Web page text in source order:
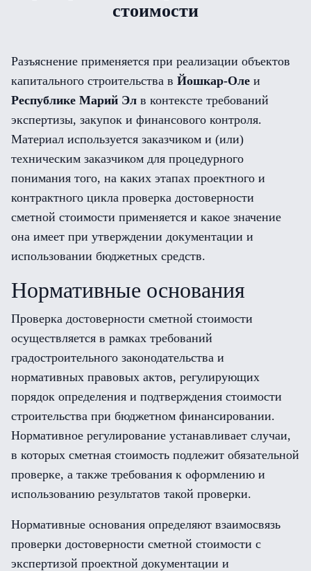
стоимости
Разъяснение применяется при реализации объектов
капитального строительства в Йошкар-Оле и
Республике Марий Эл в контексте требований
экспертизы, закупок и финансового контроля.
Материал используется заказчиком и (или)
техническим заказчиком для процедурного
понимания того, на каких этапах проектного и
контрактного цикла проверка достоверности
сметной стоимости применяется и какое значение
она имеет при утверждении документации и
использовании бюджетных средств.
Нормативные основания
Проверка достоверности сметной стоимости
осуществляется в рамках требований
градостроительного законодательства и
нормативных правовых актов, регулирующих
порядок определения и подтверждения стоимости
строительства при бюджетном финансировании.
Нормативное регулирование устанавливает случаи,
в которых сметная стоимость подлежит обязательной
проверке, а также требования к оформлению и
использованию результатов такой проверки.
Нормативные основания определяют взаимосвязь
проверки достоверности сметной стоимости с
экспертизой проектной документации и